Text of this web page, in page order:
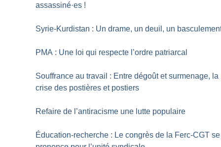
assassiné·es !
Syrie-Kurdistan : Un drame, un deuil, un
PMA : Une loi qui respecte l’ordre patriarcal
Souffrance au travail : Entre dégoût et surmenage, la
crise des postières et postiers
Refaire de l’antiracisme une lutte populaire
Éducation-recherche : Le congrès de la Ferc-CGT se